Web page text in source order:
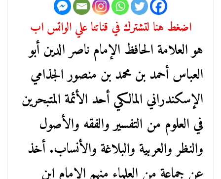
اضغط هنا لتشترك في قناتنا علي الواتس اب
هو العلامة الحافظ الإمام ناصر الدين أبو
العباس أحمد بن محمد بن منصور الجذامي
الإسكندراني المالكي أحد الأئمة المتبحرين
في العلوم من التفسير والفقه والأصول
والنظر والعربية والبلاغة والأنساب. أخذ